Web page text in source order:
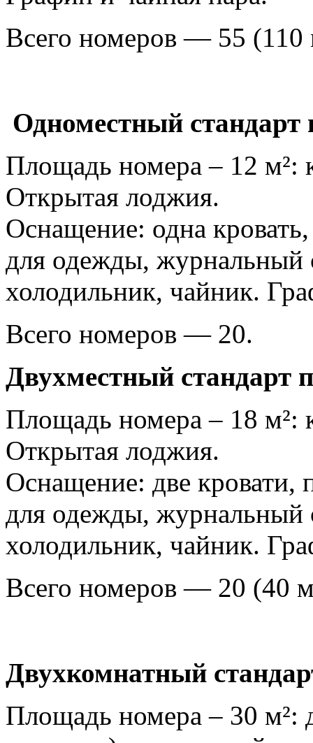
Всего номеров — 55 (110
Одноместный стандарт
Площадь номера – 12 м²:
Открытая лоджия.
Оснащение: одна
для одежды, журнальный
холодильник, чайник.
Всего номеров — 20.
Двухместный стандарт
Площадь номера – 18 м²:
Открытая лоджия.
Оснащение: две
для одежды, журнальный
холодильник, чайник.
Всего номеров — 20 (40
Двухкомнатный
Площадь номера – 30 м²: